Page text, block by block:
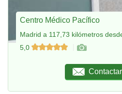
Centro Médico Pacífico
Madrid a 117,73 kilómetros
5,0
Contactar